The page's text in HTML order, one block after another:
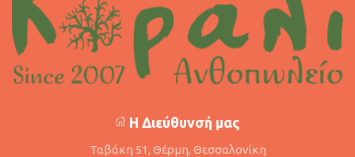
Η Διεύθυνσή μας
Ταβάκη 51, Θέρμη, Θεσσαλονίκη